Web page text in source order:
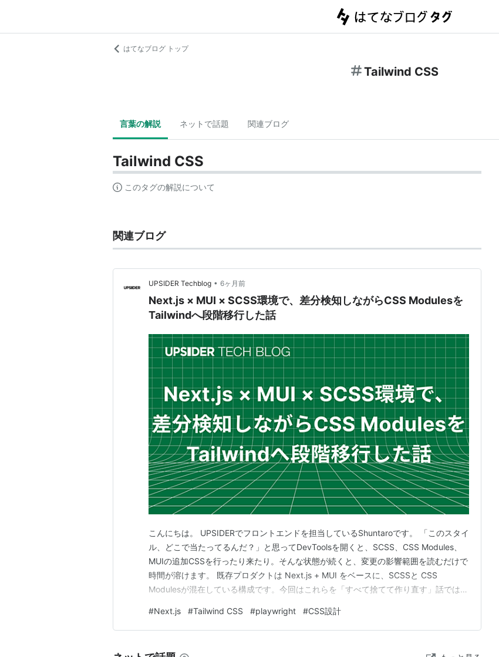
はてなブログ トップ
Tailwind CSS
言葉の解説 ネットで話題 関連ブログ
Tailwind CSS
このタグの解説について
関連ブログ
UPSIDER Techblog • 6ヶ月前
Next.js × MUI × SCSS環境で、差分検知しながらCSS Modulesを
Tailwindへ段階移行した話
こんにちは。 UPSIDERでフロントエンドを担当しているShuntaroです。 「このスタイ
ル、どこで当たってるんだ？」と思ってDevToolsを開くと、SCSS、CSS Modules、
MUIの追加CSSを行ったり来たり。そんな状態が続くと、変更の影響範囲を読むだけで
時間が溶けます。 既存プロダクトは Next.js + MUI をベースに、SCSSと CSS
Modulesが混在している構成です。今回はこれらを「すべて捨てて作り直す」話ではあ
簡素化を目指して、CSS Modulesから Tailwind …
#Next.js #Tailwind CSS #playwright #CSS設計